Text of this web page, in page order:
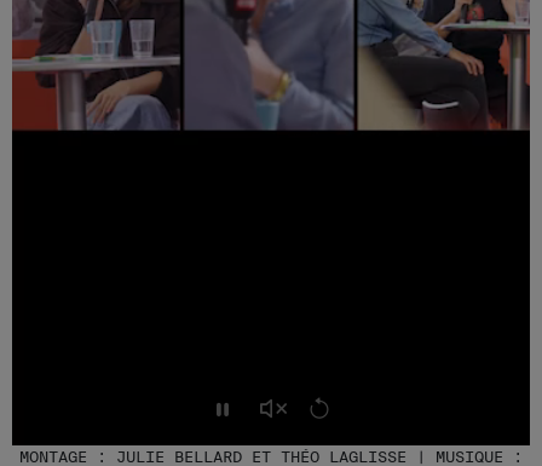
MONTAGE : JULIE BELLARD ET THÉO LAGLISSE | MUSIQUE :